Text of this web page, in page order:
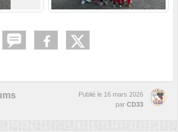
Publié le 16 mars 2026
par CD33